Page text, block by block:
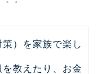
）を家族で楽し
教えたり、お金